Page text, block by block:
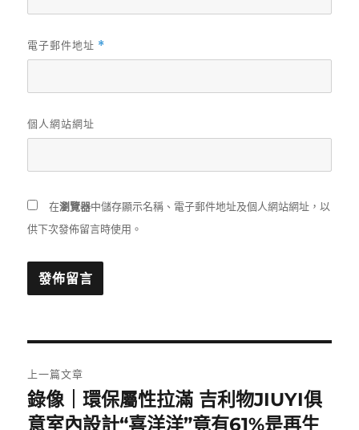
電子郵件地址 *
個人網站網址
在瀏覽器中儲存顯示名稱、電子郵件地址及個人網站網址，以
供下次發佈留言時使用。
章
上一篇文章
上
一
錄像｜環保屬性拉滿 吉利物JIUYI俱
意室內設計“喜洋洋”竟有61%是再生